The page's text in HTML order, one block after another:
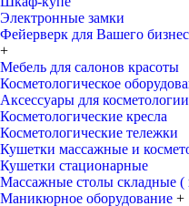
Электронные замки
Фейерверк для Вашего
+
Мебель для салонов красоты
Косметологическое
Аксессуары для косметологии
Косметологические кресла
Косметологические тележки
Кушетки массажные и
Кушетки стационарные
Массажные столы складные (
Маникюрное оборудование +